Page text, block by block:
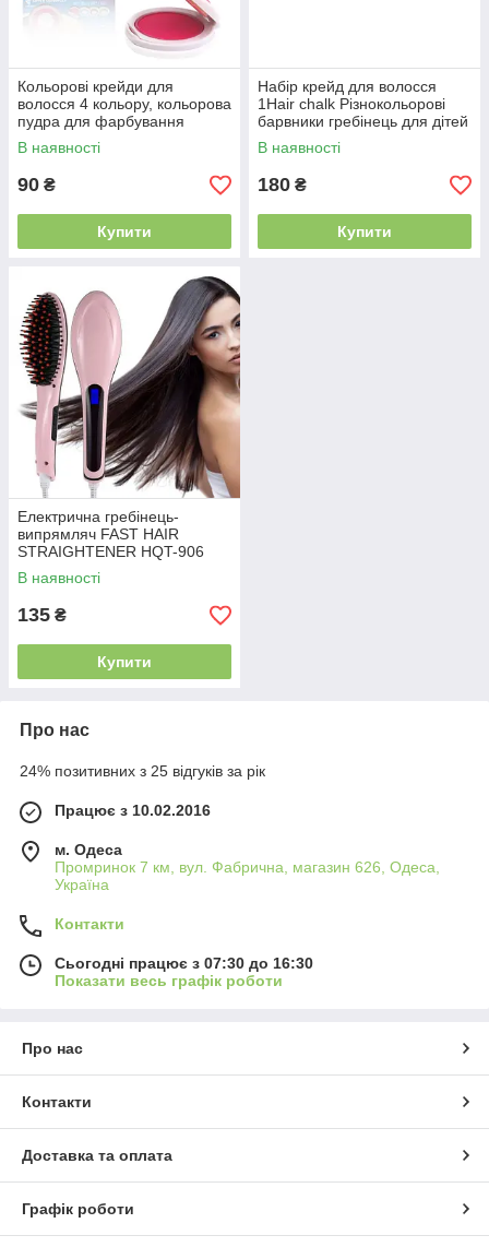
Кольорові крейди для
волосся 4 кольору, кольорова
пудра для фарбування
волосся Hot Huez
В наявності
90 ₴
Купити
Набір крейд для волосся
1Hair chalk Різнокольорові
барвники гребінець для дітей
та дорослих (80)
В наявності
180 ₴
Купити
Електрична гребінець-
випрямляч FAST HAIR
STRAIGHTENER HQT-906
В наявності
135 ₴
Купити
Про нас
24% позитивних з 25 відгуків за рік
Працює з 10.02.2016
м. Одеса
Промринок 7 км, вул. Фабрична, магазин 626, Одеса,
Україна
Контакти
Сьогодні працює з 07:30 до 16:30
Показати весь графік роботи
Про нас
Контакти
Доставка та оплата
Графік роботи